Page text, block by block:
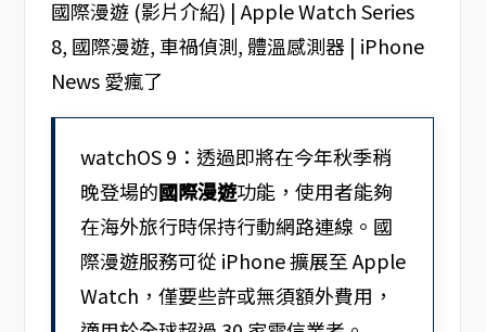
watchOS 9：透過即將在今年秋季稍
晚登場的國際漫遊功能，使用者能夠
在海外旅行時保持行動網路連線。國
際漫遊服務可從 iPhone 擴展至 Apple
Watch，僅要些許或無須額外費用，